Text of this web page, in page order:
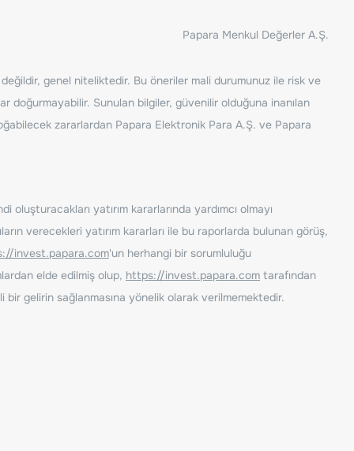
Papara Menkul Değerler A.Ş.
değildir, genel niteliktedir. Bu öneriler mali durumunuz ile risk ve
doğurmayabilir. Sunulan bilgiler, güvenilir olduğuna inanılan
zararlardan Papara Elektronik Para A.Ş. ve Papara
yatırım kararlarında yardımcı olmayı
verecekleri yatırım kararları ile bu raporlarda bulunan görüş,
invest.papara.com'un herhangi bir sorumluluğu
elde edilmiş olup, https://invest.papara.com tarafından
bir gelirin sağlanmasına yönelik olarak verilmemektedir.